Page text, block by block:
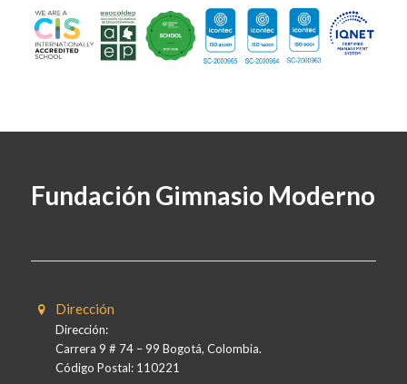
Fundación Gimnasio Moderno
Dirección
Dirección:
Carrera 9 # 74 – 99 Bogotá, Colombia.
Código Postal: 110221